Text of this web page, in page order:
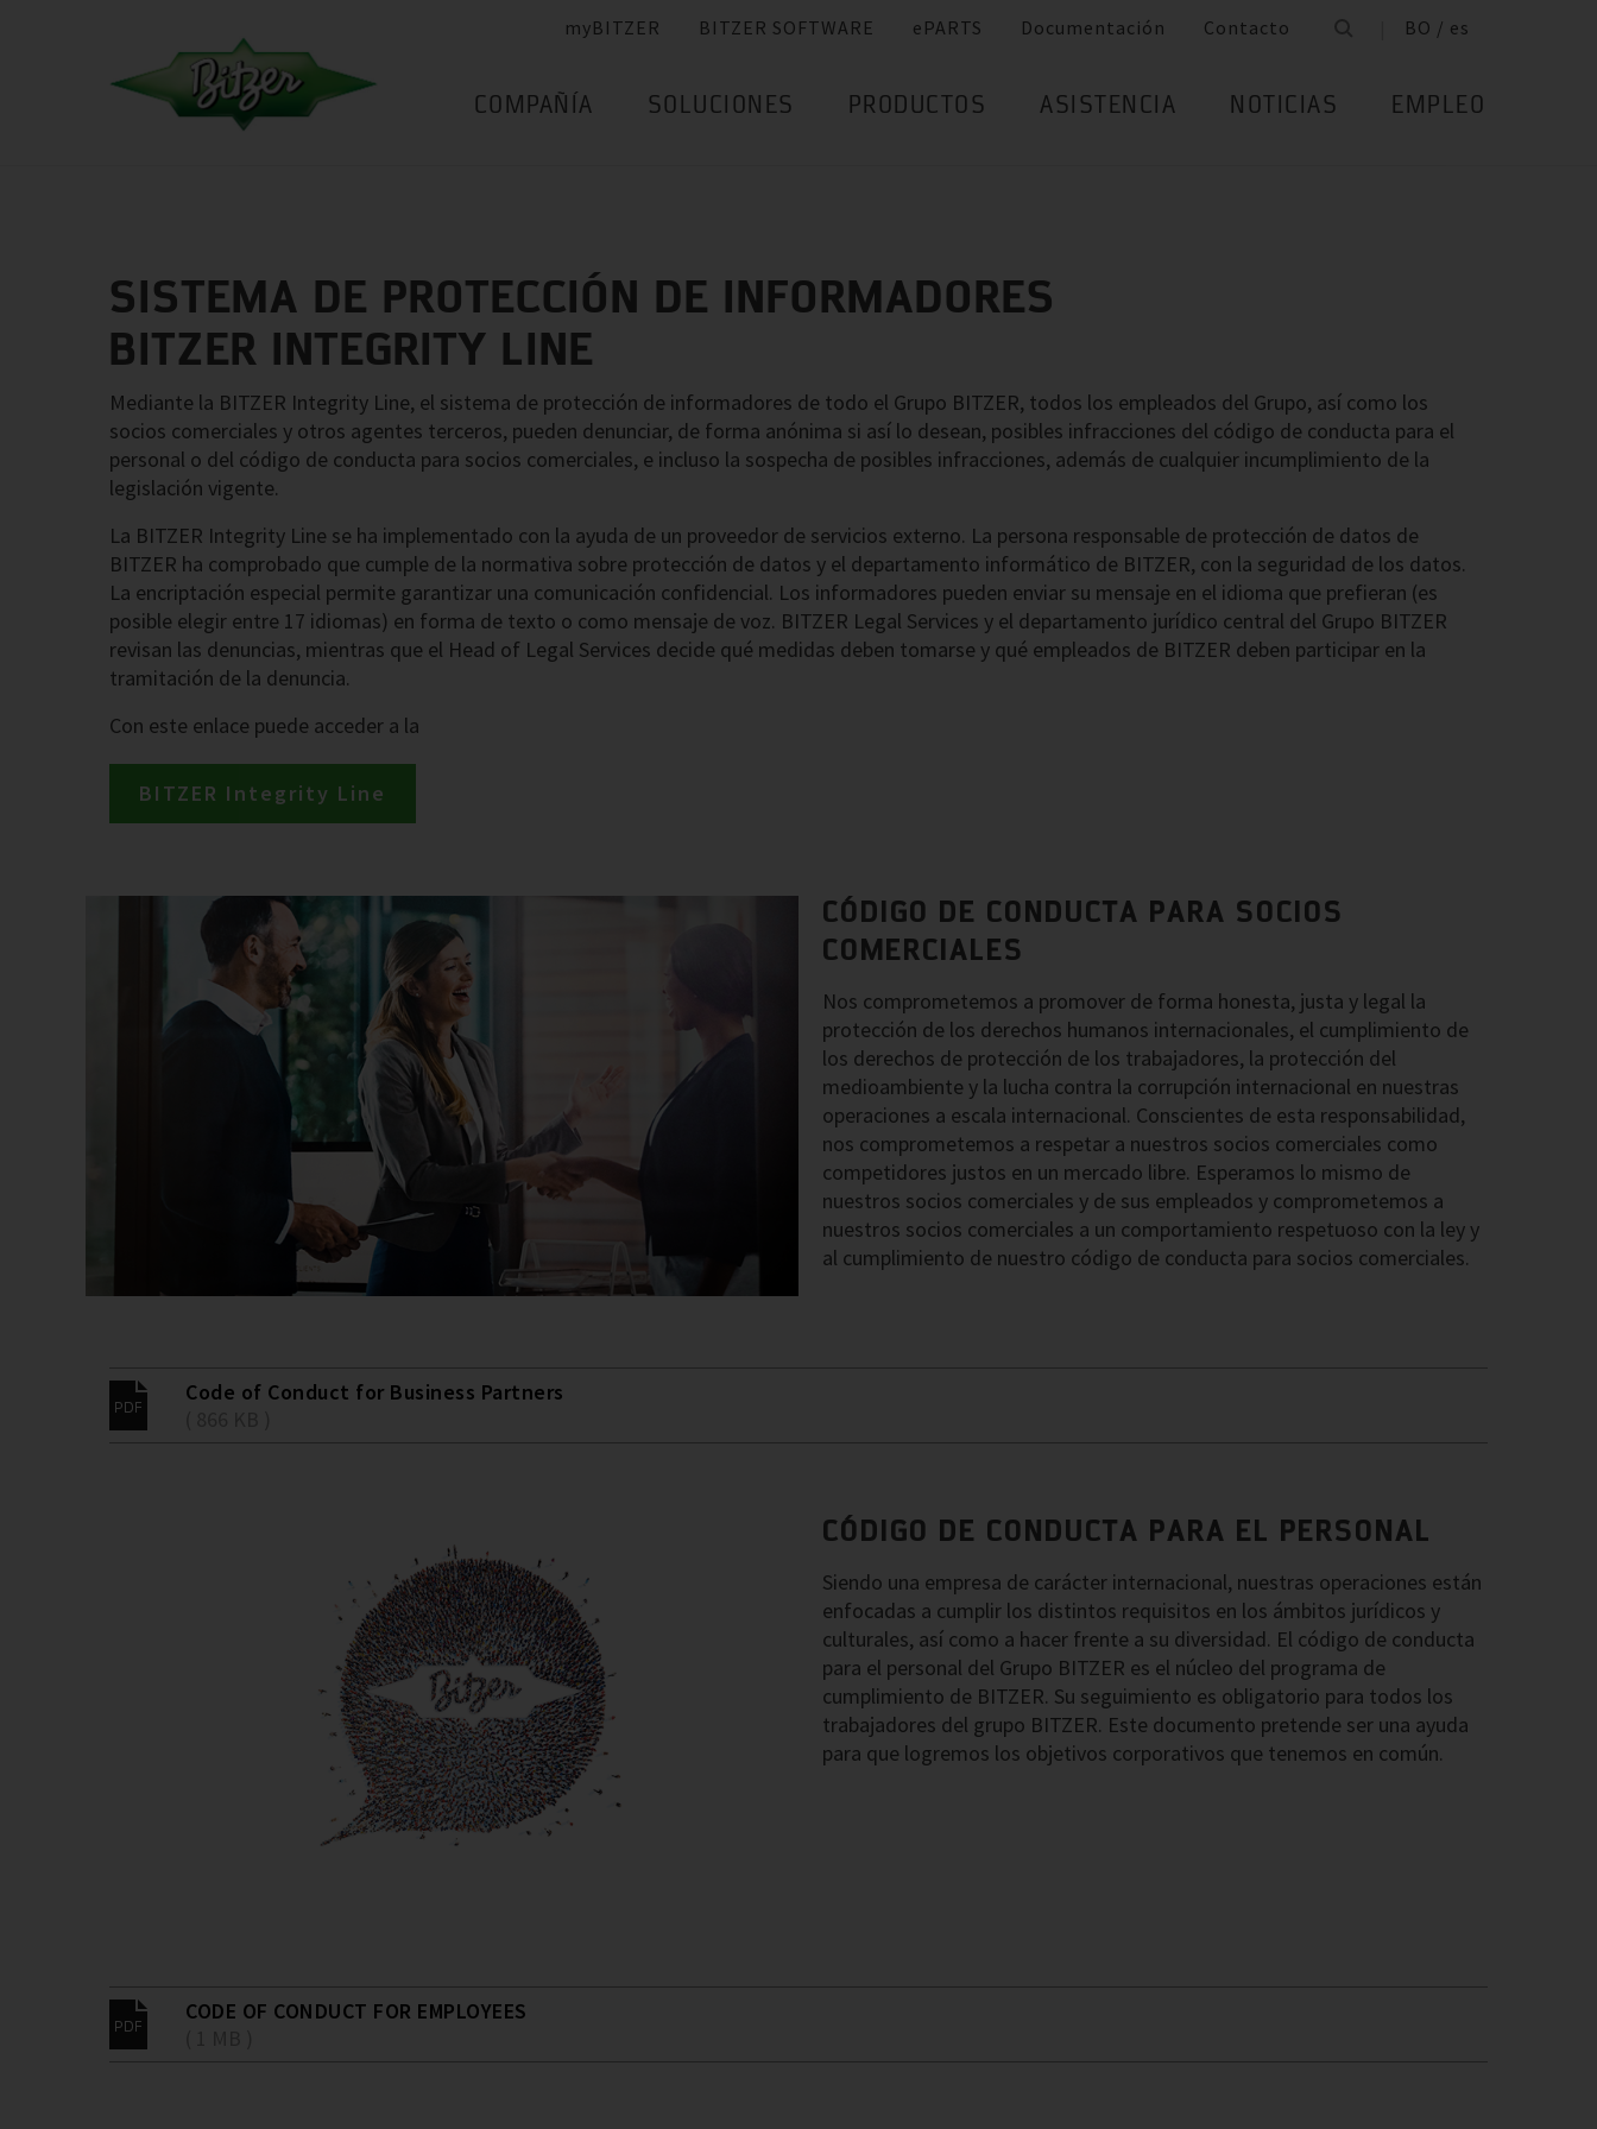
myBITZER BITZER SOFTWARE ePARTS Documentación Contacto BO / es
COMPAÑÍA SOLUCIONES PRODUCTOS ASISTENCIA NOTICIAS EMPLEO
SISTEMA DE PROTECCIÓN DE INFORMADORES
BITZER INTEGRITY LINE
Mediante la BITZER Integrity Line, el sistema de protección de informadores de todo el Grupo BITZER, todos los empleados del Grupo, así como los
socios comerciales y otros agentes terceros, pueden denunciar, de forma anónima si así lo desean, posibles infracciones del código de conducta para el
personal o del código de conducta para socios comerciales, e incluso la sospecha de posibles infracciones, además de cualquier incumplimiento de la
legislación vigente.
La BITZER Integrity Line se ha implementado con la ayuda de un proveedor de servicios externo. La persona responsable de protección de datos de
BITZER ha comprobado que cumple de la normativa sobre protección de datos y el departamento informático de BITZER, con la seguridad de los datos.
La encriptación especial permite garantizar una comunicación confidencial. Los informadores pueden enviar su mensaje en el idioma que prefieran (es
posible elegir entre 17 idiomas) en forma de texto o como mensaje de voz. BITZER Legal Services y el departamento jurídico central del Grupo BITZER
revisan las denuncias, mientras que el Head of Legal Services decide qué medidas deben tomarse y qué empleados de BITZER deben participar en la
tramitación de la denuncia.
Con este enlace puede acceder a la
BITZER Integrity Line
CÓDIGO DE CONDUCTA PARA SOCIOS
COMERCIALES
Nos comprometemos a promover de forma honesta, justa y legal la
protección de los derechos humanos internacionales, el cumplimiento de
los derechos de protección de los trabajadores, la protección del
medioambiente y la lucha contra la corrupción internacional en nuestras
operaciones a escala internacional. Conscientes de esta responsabilidad,
nos comprometemos a respetar a nuestros socios comerciales como
competidores justos en un mercado libre. Esperamos lo mismo de
nuestros socios comerciales y de sus empleados y comprometemos a
nuestros socios comerciales a un comportamiento respetuoso con la ley y
al cumplimiento de nuestro código de conducta para socios comerciales.
Code of Conduct for Business Partners
CÓDIGO DE CONDUCTA PARA EL PERSONAL
Siendo una empresa de carácter internacional, nuestras operaciones están
enfocadas a cumplir los distintos requisitos en los ámbitos jurídicos y
culturales, así como a hacer frente a su diversidad. El código de conducta
para el personal del Grupo BITZER es el núcleo del programa de
cumplimiento de BITZER. Su seguimiento es obligatorio para todos los
trabajadores del grupo BITZER. Este documento pretende ser una ayuda
para que logremos los objetivos corporativos que tenemos en común.
CODE OF CONDUCT FOR EMPLOYEES